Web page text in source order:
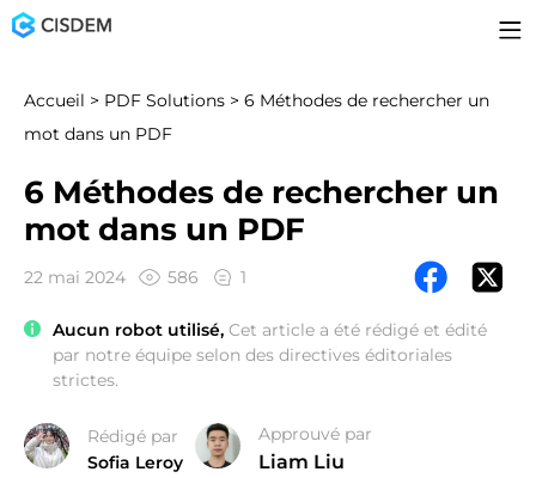
Accueil > PDF Solutions > 6 Méthodes de rechercher un
mot dans un PDF
6 Méthodes de rechercher un
mot dans un PDF
22 mai 2024 586 1
Aucun robot utilisé, Cet article a été rédigé et édité
par notre équipe selon des directives éditoriales
strictes.
Rédigé par
Sofia Leroy
Approuvé par
Liam Liu